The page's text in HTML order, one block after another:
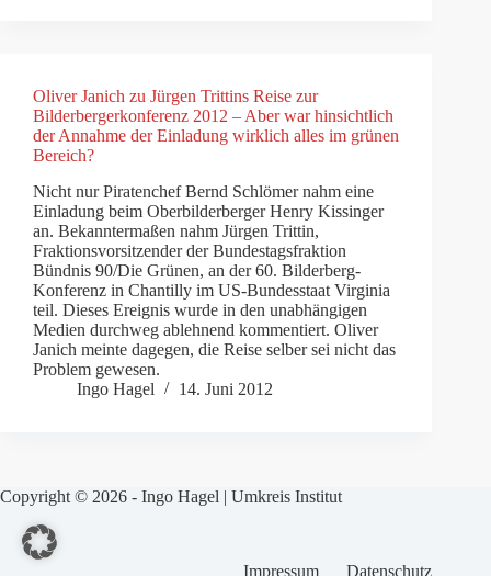
Oliver Janich zu Jürgen Trittins Reise zur
Bilderbergerkonferenz 2012 – Aber war hinsichtlich
der Annahme der Einladung wirklich alles im grünen
Bereich?
Nicht nur Piratenchef Bernd Schlömer nahm eine
Einladung beim Oberbilderberger Henry Kissinger
an. Bekanntermaßen nahm Jürgen Trittin,
Fraktionsvorsitzender der Bundestagsfraktion
Bündnis 90/Die Grünen, an der 60. Bilderberg-
Konferenz in Chantilly im US-Bundesstaat Virginia
teil. Dieses Ereignis wurde in den unabhängigen
Medien durchweg ablehnend kommentiert. Oliver
Janich meinte dagegen, die Reise selber sei nicht das
Problem gewesen.
Ingo Hagel
14. Juni 2012
Copyright © 2026 - Ingo Hagel | Umkreis Institut
Impressum Datenschutz